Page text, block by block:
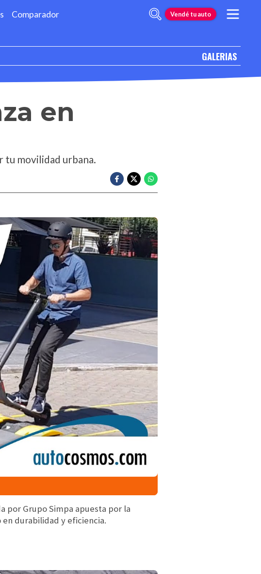
Comparador Vendé tu auto
GALERIAS
en
tu movilidad urbana.
por Grupo Simpa apuesta por la
durabilidad y eficiencia.